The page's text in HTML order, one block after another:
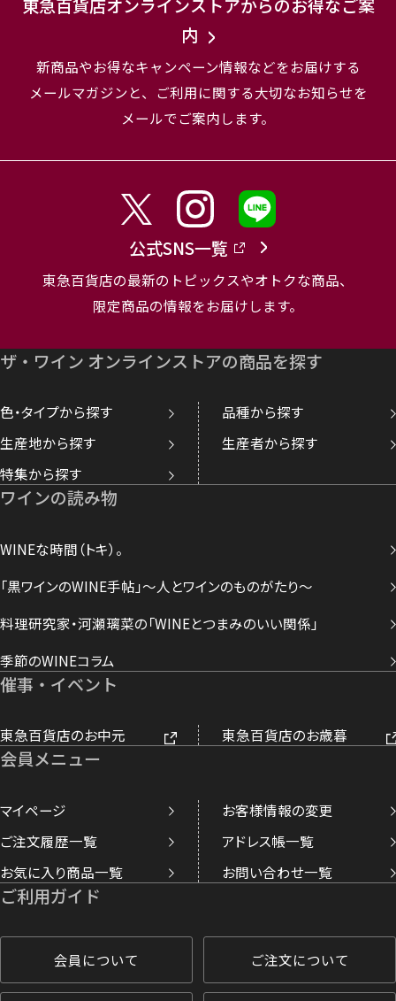
内
新商品やお得なキャンペーン情報などをお届けする
メールマガジンと、
ご利用に関する大切なお知らせを
メールでご案内します。
公式SNS一覧
東急百貨店の最新のトピックスやオトクな商品、
限定商品の情報をお届けします。
ザ・ワイン オンラインストアの商品を探す
色・タイプから探す
品種から探す
生産地から探す
生産者から探す
特集から探す
ワインの読み物
WINEな時間（トキ）。
「黒ワインのWINE手帖」～人とワインのものがたり～
料理研究家・河瀬璃菜の「WINEとつまみのいい関係」
季節のWINEコラム
催事・イベント
東急百貨店のお中元 東急百貨店のお歳暮
会員メニュー
マイページ
お客様情報の変更
ご注文履歴一覧
アドレス帳一覧
お気に入り商品一覧
お問い合わせ一覧
ご利用ガイド
会員について ご注文について